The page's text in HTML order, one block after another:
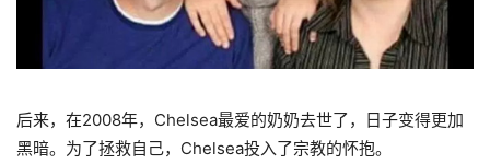
后来，在2008年，Chelsea最爱的奶奶去世了，日子变得更加
黑暗。为了拯救自己，Chelsea投入了宗教的怀抱。